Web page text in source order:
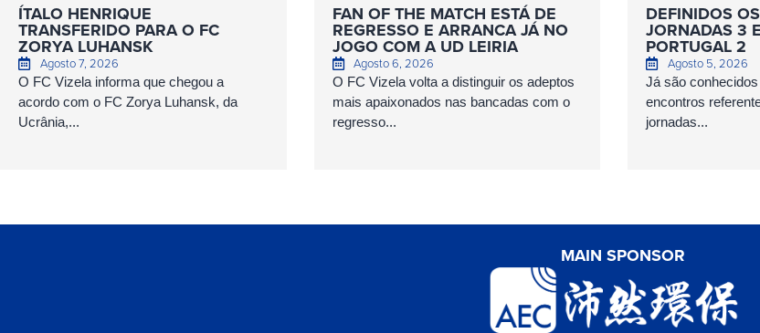
ÍTALO HENRIQUE
TRANSFERIDO PARA O FC
ZORYA LUHANSK
Agosto 7, 2026
O FC Vizela informa que chegou a
acordo com o FC Zorya Luhansk, da
Ucrânia,...
FAN OF THE MATCH ESTÁ DE
REGRESSO E ARRANCA JÁ NO
JOGO COM A UD LEIRIA
Agosto 6, 2026
O FC Vizela volta a distinguir os adeptos
mais apaixonados nas bancadas com o
regresso...
DEFINIDOS
JORNADAS 3
PORTUGAL 2
Agosto 5, 2026
Já são
encontros
jornadas...
MAIN SPONSOR